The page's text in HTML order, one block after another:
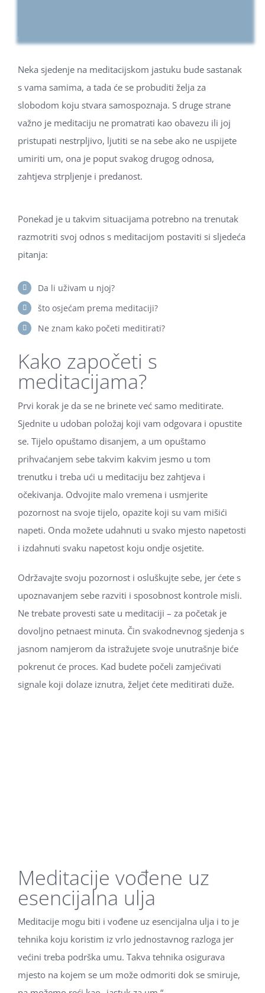
Neka sjedenje na meditacijskom jastuku bude sastanak
s vama samima, a tada će se probuditi želja za
slobodom koju stvara samospoznaja. S druge strane
važno je meditaciju ne promatrati kao obavezu ili joj
pristupati nestrpljivo, ljutiti se na sebe ako ne uspijete
umiriti um, ona je poput svakog drugog odnosa,
zahtjeva strpljenje i predanost.
Ponekad je u takvim situacijama potrebno na trenutak
razmotriti svoj odnos s meditacijom postaviti si sljedeća
pitanja:
Da li uživam u njoj?
što osjećam prema meditaciji?
Ne znam kako početi meditirati?
Kako započeti s
meditacijama?
Prvi korak je da se ne brinete već samo meditirate.
Sjednite u udoban položaj koji vam odgovara i opustite
se. Tijelo opuštamo disanjem, a um opuštamo
prihvaćanjem sebe takvim kakvim jesmo u tom
trenutku i treba ući u meditaciju bez zahtjeva i
očekivanja. Odvojite malo vremena i usmjerite
pozornost na svoje tijelo, opazite koji su vam mišići
napeti. Onda možete udahnuti u svako mjesto napetosti
i izdahnuti svaku napetost koju ondje osjetite.
Održavajte svoju pozornost i osluškujte sebe, jer ćete s
upoznavanjem sebe razviti i sposobnost kontrole misli.
Ne trebate provesti sate u meditaciji – za početak je
dovoljno petnaest minuta. Čin svakodnevnog sjedenja s
jasnom namjerom da istražujete svoje unutrašnje biće
pokrenut će proces. Kad budete počeli zamjećivati
signale koji dolaze iznutra, željet ćete meditirati duže.
Meditacije vođene uz
esencijalna ulja
Meditacije mogu biti i vođene uz esencijalna ulja i to je
tehnika koju koristim iz vrlo jednostavnog razloga jer
većini treba podrška umu. Takva tehnika osigurava
mjesto na kojem se um može odmoriti dok se smiruje,